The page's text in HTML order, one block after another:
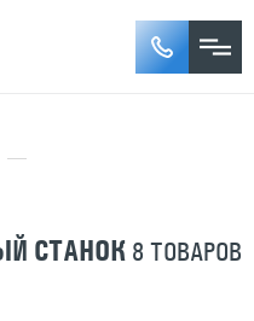
СТАНОК 8 ТОВАРОВ